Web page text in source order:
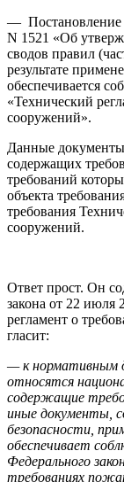
— Постановление
N 1521 «Об
сводов правил
результате
обеспечивается
«Технический
сооружений».
Данные
содержащих
требований
объекта
требования
сооружений.
Ответ прост. Он
закона от 22
регламент о
гласит:
— к нормативным
относятся
содержащие
иные документы,
безопасности,
обеспечивает
Федерального
требованиях